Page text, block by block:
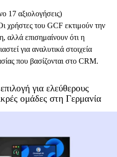
17 αξιολογήσεις)
χρήστες του GCF εκτιμούν την
αλλά επισημαίνουν ότι η
για αναλυτικά στοιχεία
που βασίζονται στο CRM.
για ελεύθερους
ομάδες στη Γερμανία